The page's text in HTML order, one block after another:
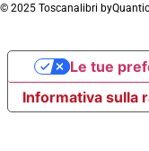
© 2025 Toscanalibri by
Informativa sulla
Le tue